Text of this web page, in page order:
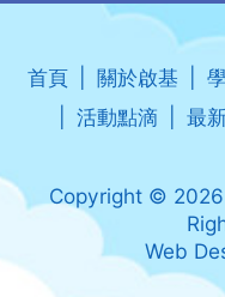
首頁 關於啟基
活動點滴
最
Copyright © 2026
Web